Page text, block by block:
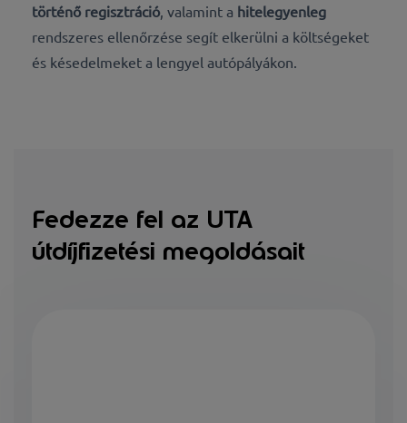
történő regisztráció, valamint a hitelegyenleg
rendszeres ellenőrzése segít elkerülni a költségeket
és késedelmeket a lengyel autópályákon.
Fedezze fel az UTA
útdíjfizetési megoldásait